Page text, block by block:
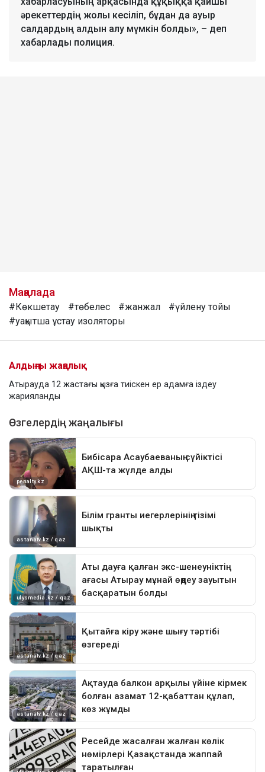
әрекеттердің жолы кесіліп, бұдан да ауыр
салдардың алдын алу мүмкін болды», – деп
хабарлады полиция.
Мақалада
#Көкшетау #төбелес #жанжал
#үйлену тойы
#уақытша ұстау изоляторы
Алдыңғы жаңалық
Атырауда 12 жастағы қызға тиіскен ер адамға іздеу
жарияланды